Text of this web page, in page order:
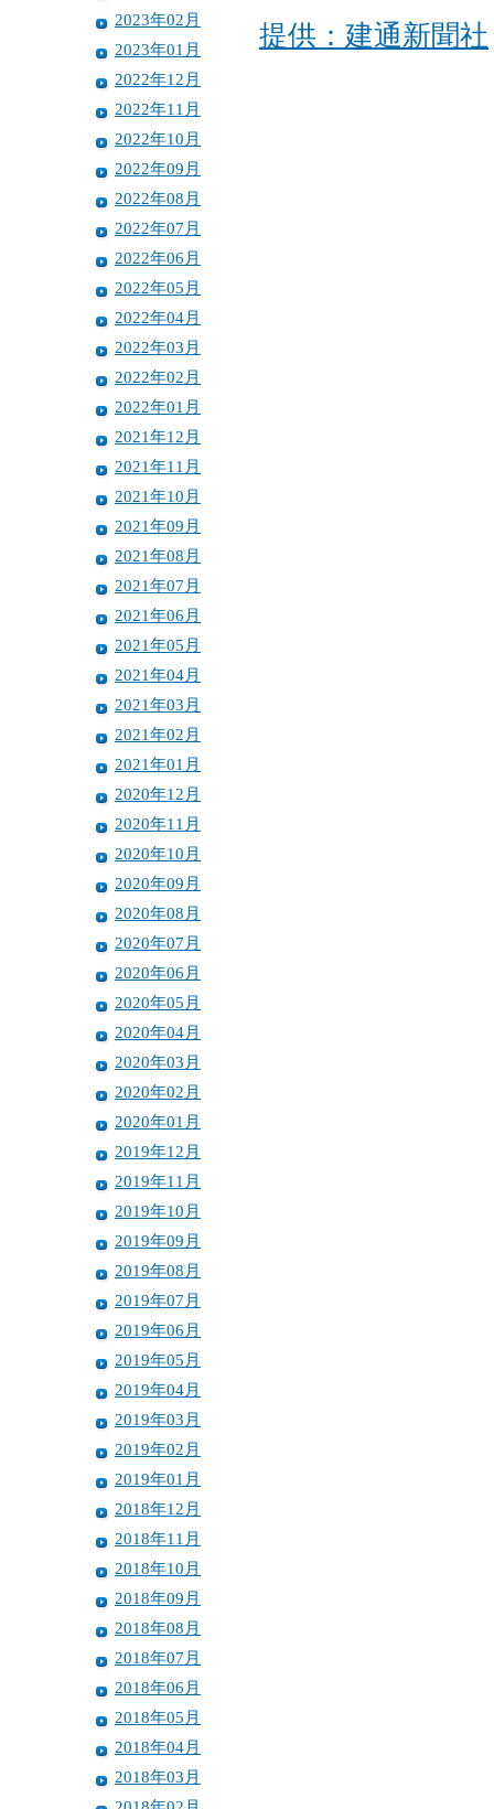
2023年02月
2023年01月
2022年12月
2022年11月
2022年10月
2022年09月
2022年08月
2022年07月
2022年06月
2022年05月
2022年04月
2022年03月
2022年02月
2022年01月
2021年12月
2021年11月
2021年10月
2021年09月
2021年08月
2021年07月
2021年06月
2021年05月
2021年04月
2021年03月
2021年02月
2021年01月
2020年12月
2020年11月
2020年10月
2020年09月
2020年08月
2020年07月
2020年06月
2020年05月
2020年04月
2020年03月
2020年02月
2020年01月
2019年12月
2019年11月
2019年10月
2019年09月
2019年08月
2019年07月
2019年06月
2019年05月
2019年04月
2019年03月
2019年02月
2019年01月
2018年12月
2018年11月
2018年10月
2018年09月
2018年08月
2018年07月
2018年06月
2018年05月
2018年04月
2018年03月
提供：建通新聞社